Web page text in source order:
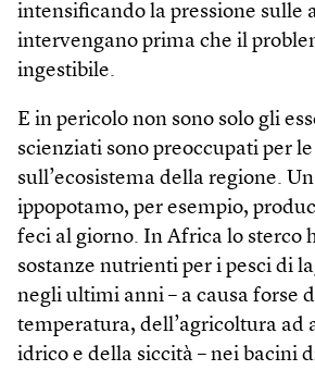
intensificando la pressione sulle
intervengano prima che il
ingestibile.
E in pericolo non sono solo gli
scienziati sono preoccupati per
sull’ecosistema della regione.
ippopotamo, per esempio,
feci al giorno. In Africa lo sterco
sostanze nutrienti per i pesci di
negli ultimi anni – a causa forse
temperatura, dell’agricoltura ad
idrico e della siccità – nei bacini